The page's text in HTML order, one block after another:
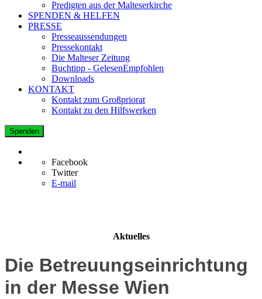
Predigten aus der Malteserkirche
SPENDEN & HELFEN
PRESSE
Presseaussendungen
Pressekontakt
Die Malteser Zeitung
Buchtipp - GelesenEmpfohlen
Downloads
KONTAKT
Kontakt zum Großpriorat
Kontakt zu den Hilfswerken
Spenden
Facebook
Twitter
E-mail
Aktuelles
Die Betreuungseinrichtung
in der Messe Wien